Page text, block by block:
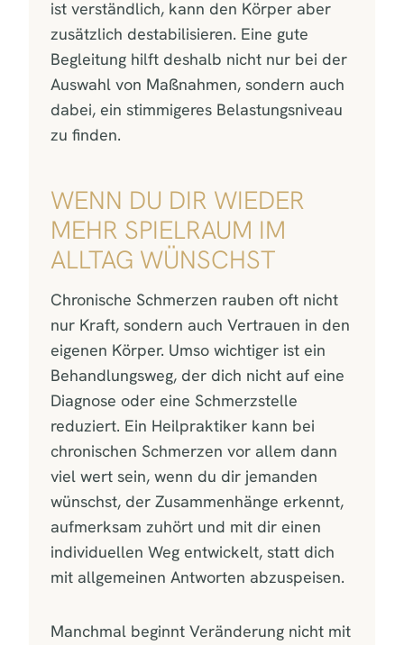
ist verständlich, kann den Körper aber
zusätzlich destabilisieren. Eine gute
Begleitung hilft deshalb nicht nur bei der
Auswahl von Maßnahmen, sondern auch
dabei, ein stimmigeres Belastungsniveau
zu finden.
WENN DU DIR WIEDER
MEHR SPIELRAUM IM
ALLTAG WÜNSCHST
Chronische Schmerzen rauben oft nicht
nur Kraft, sondern auch Vertrauen in den
eigenen Körper. Umso wichtiger ist ein
Behandlungsweg, der dich nicht auf eine
Diagnose oder eine Schmerzstelle
reduziert. Ein Heilpraktiker kann bei
chronischen Schmerzen vor allem dann
viel wert sein, wenn du dir jemanden
wünschst, der Zusammenhänge erkennt,
aufmerksam zuhört und mit dir einen
individuellen Weg entwickelt, statt dich
mit allgemeinen Antworten abzuspeisen.
Manchmal beginnt Veränderung nicht mit